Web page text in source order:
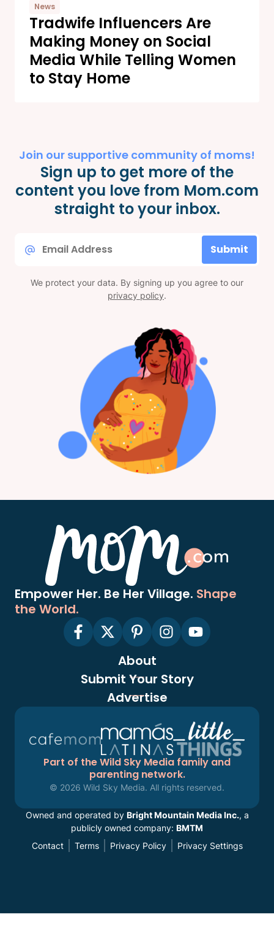
News
Tradwife Influencers Are
Making Money on Social
Media While Telling Women
to Stay Home
Join our supportive community of moms!
Sign up to get more of the
content you love from Mom.com
straight to your inbox.
Submit
We protect your data. By signing up you agree to our
privacy policy.
Empower Her. Be Her Village. Shape
the World.
About
Submit Your Story
Advertise
Part of the Wild Sky Media family and
parenting network.
© 2026 Wild Sky Media. All rights reserved.
Owned and operated by Bright Mountain Media Inc., a
publicly owned company: BMTM
Contact
Terms Privacy Policy Privacy Settings